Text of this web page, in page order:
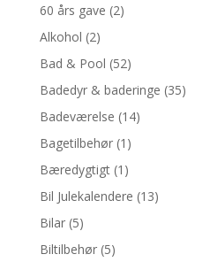
60 års gave (2)
Alkohol (2)
Bad & Pool (52)
Badedyr & baderinge (35)
Badeværelse (14)
Bagetilbehør (1)
Bæredygtigt (1)
Bil Julekalendere (13)
Bilar (5)
Biltilbehør (5)